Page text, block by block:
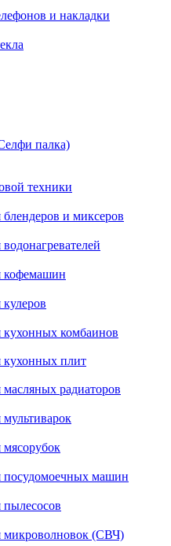
и накладки
палка)
техники
блендеров и миксеров
кофемашин
кулеров
кухонных комбаинов
кухонных плит
масляных радиаторов
мультиварок
мясорубок
посудомоечных машин
пылесосов
микроволновок (СВЧ)